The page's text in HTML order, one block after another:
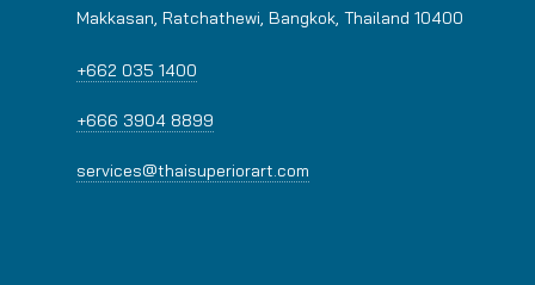
Makkasan, Ratchathewi, Bangkok, Thailand 10400
+662 035 1400
+666 3904 8899
services@thaisuperiorart.com